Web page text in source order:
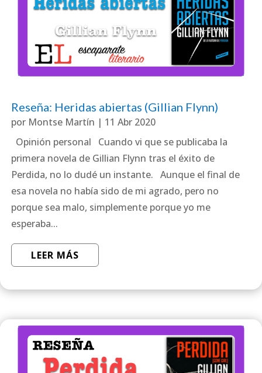
Reseña: Heridas abiertas (Gillian Flynn)
por Montse Martín | 11 Abr 2020
Opinión personal Cuando vi que se publicaba la
primera novela de Gillian Flynn tras el éxito de
Perdida, no lo dudé un instante. Aunque el final de
esa novela no había sido de mi agrado, pero no
porque sea malo, simplemente porque yo me
esperaba...
LEER MÁS